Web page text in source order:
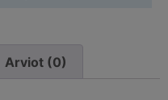
Arviot (0)